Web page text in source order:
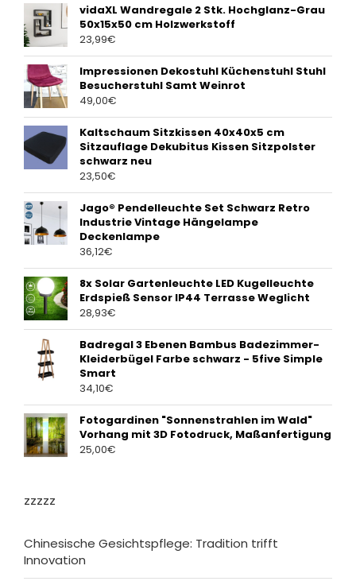
vidaXL Wandregale 2 Stk. Hochglanz-Grau
50x15x50 cm Holzwerkstoff
23,99€
Impressionen Dekostuhl Küchenstuhl Stuhl
Besucherstuhl Samt Weinrot
49,00€
Kaltschaum Sitzkissen 40x40x5 cm
Sitzauflage Dekubitus Kissen Sitzpolster
schwarz neu
23,50€
Jago® Pendelleuchte Set Schwarz Retro
Industrie Vintage Hängelampe
Deckenlampe
36,12€
8x Solar Gartenleuchte LED Kugelleuchte
Erdspieß Sensor IP44 Terrasse Weglicht
28,93€
Badregal 3 Ebenen Bambus Badezimmer-
Kleiderbügel Farbe schwarz - 5five Simple
Smart
34,10€
Fotogardinen "Sonnenstrahlen im Wald"
Vorhang mit 3D Fotodruck, Maßanfertigung
25,00€
zzzzz
Chinesische Gesichtspflege: Tradition trifft
Innovation